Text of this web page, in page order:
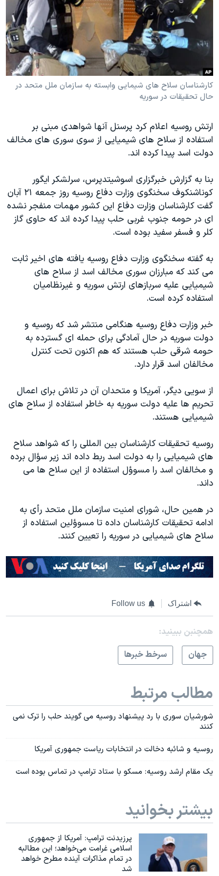
فرهنگ و زندگی
حقوق شهروندی
اقتصادی
علم و فناوری
گالری عکس
مستندها
انتخابات ریاست جمهوری آمریکا ۲۰۲۴
حمله جمهوری اسلامی به اسرائیل
اعتراضات زن، زندگی، آزادی
تریبونال مردمی آبان ۹۸
دادگاه حمید نوری
قانون شفافیت دارائی کادر رهبری ایران
اعتراضات مردمی آبان ۹۸
اسرائیل در جنگ
نرگس محمدی برنده جایزه نوبل صلح
همایش محافظه‌کاران آمریکا «سی‌پک»
صفحه‌های ویژه
سفر پرزیدنت ترامپ به چین
دنبال کنید
زبانهای مختلف
کارشناسان سلاح های شیمایی وابسته به سازمان ملل متحد در
حال تحقیقات در سوریه
ارتش روسیه اعلام کرد پرسنل آنها شواهدی مبنی بر
استفاده از سلاح های شیمیایی از سوی سوری های مخالف
دولت اسد پیدا کرده اند.
بنا به گزارش خبرگزاری اسوشیتدپرس، سرلشکر ایگور
کوناشنکوف سخنگوی وزارت دفاع روسیه روز جمعه ۲۱ آبان
گفت کارشناسان وزارت دفاع این کشور مهمات منفجر نشده
ای در حومه جنوب غربی حلب پیدا کرده اند که حاوی گاز
کلر و فسفر سفید بوده است.
به گفته سخنگوی وزارت دفاع روسیه یافته های اخیر ثابت
می کند که مبارزان سوری مخالف اسد از سلاح های
شیمیایی علیه سربازهای ارتش سوریه و غیرنظامیان
استفاده کرده است.
خبر وزارت دفاع روسیه هنگامی منتشر شد که روسیه و
دولت سوریه در حال آمادگی برای حمله ای گسترده به
حومه شرقی حلب هستند که هم اکنون تحت کنترل
مخالفان اسد قرار دارد.
از سویی دیگر، آمریکا و متحدان آن در تلاش برای اعمال
تحریم ها علیه دولت سوریه به خاطر استفاده از سلاح های
شیمیایی هستند.
روسیه تحقیقات کارشناسان بین المللی را که شواهد سلاح
های شیمیایی را به دولت اسد ربط داده اند زیر سؤال برده
و مخالفان اسد را مسوؤل استفاده از این سلاح ها می
داند.
در همین حال، شورای امنیت سازمان ملل متحد رأی به
ادامه تحقیقات کارشناسان داده تا مسوؤلین استفاده از
سلاح های شیمیایی در سوریه را تعیین کنند.
اشتراک Follow us
همچنبن ببینید:
جهان
سرخط خبرها
مطالب مرتبط
شورشیان سوری با رد پیشنهاد روسیه می گویند حلب را ترک نمی
کنند
روسیه و شائبه دخالت در انتخابات ریاست جمهوری آمریکا
یک مقام ارشد روسیه: مسکو با ستاد ترامپ در تماس بوده است
بیشتر بخوانید
پرزیدنت ترامپ: آمریکا از جمهوری
اسلامی غرامت می‌خواهد؛ این مطالبه
در تمام مذاکرات آینده مطرح خواهد
شد